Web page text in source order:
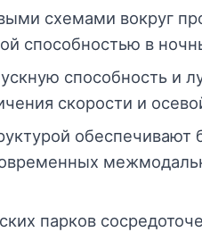
схемами вокруг
способностью в
способность и
скорости и
обеспечивают
парков